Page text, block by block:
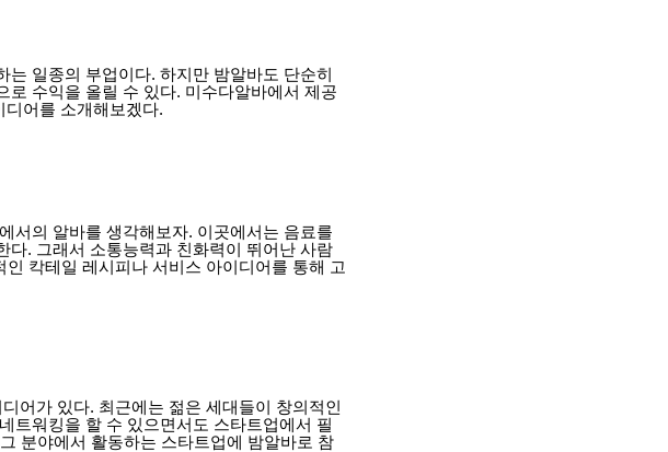
일종의 부업이다. 하지만 밤알바도 단순히
수익을 올릴 수 있다. 미수다알바에서 제공
어를 소개해보겠다.
서의 알바를 생각해보자. 이곳에서는 음료를
다. 그래서 소통능력과 친화력이 뛰어난 사람
칵테일 레시피나 서비스 아이디어를 통해 고
어가 있다. 최근에는 젊은 세대들이 창의적인
트워킹을 할 수 있으면서도 스타트업에서 필
분야에서 활동하는 스타트업에 밤알바로 참